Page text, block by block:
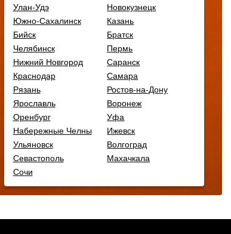
Улан-Удэ
Новокузнецк
Южно-Сахалинск
Казань
Бийск
Братск
Челябинск
Пермь
Нижний Новгород
Саранск
Краснодар
Самара
Рязань
Ростов-на-Дону
Ярославль
Воронеж
Оренбург
Уфа
Набережные Челны
Ижевск
Ульяновск
Волгоград
Севастополь
Махачкала
Сочи